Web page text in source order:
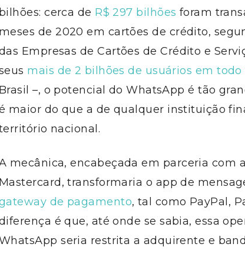
bilhões: cerca de R$ 297 bilhões foram
meses de 2020 em cartões de crédito,
Empresas de Cartões de Crédito e
mais de 2 bilhões de usuários em
Brasil –, o potencial do WhatsApp é tão
maior do que a de qualquer instituição
nacional.
mecânica, encabeçada em parceria com
Mastercard, transformaria o app de
de pagamento, tal como PayPal,
é que, até onde se sabia, essa
seria restrita a adquirente e